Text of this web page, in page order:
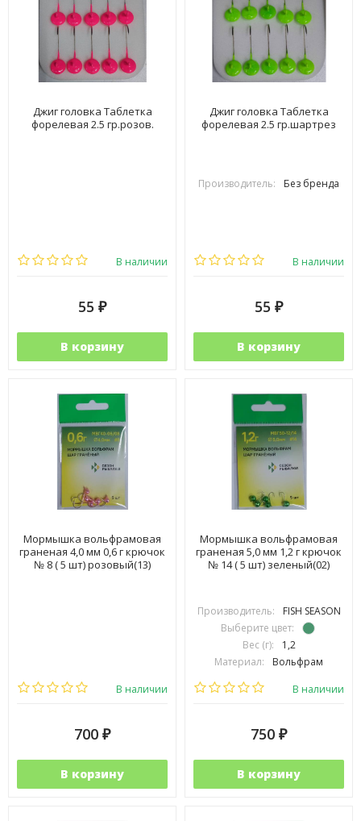
Джиг головка Таблетка
форелевая 2.5 гр.розов.
В наличии
55 ₽
В корзину
Джиг головка Таблетка
форелевая 2.5 гр.шартрез
Производитель: Без бренда
В наличии
55 ₽
В корзину
Мормышка вольфрамовая
граненая 4,0 мм 0,6 г крючок
№ 8 ( 5 шт) розовый(13)
В наличии
700 ₽
В корзину
Мормышка вольфрамовая
граненая 5,0 мм 1,2 г крючок
№ 14 ( 5 шт) зеленый(02)
Производитель:
FISH SEASON
Выберите цвет:
Вес (г):
1,2
Материал:
Вольфрам
В наличии
750 ₽
В корзину